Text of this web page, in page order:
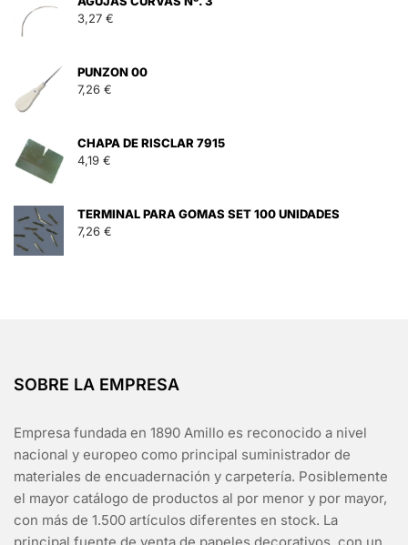
3,27 €
PUNZON 00
7,26 €
CHAPA DE RISCLAR 7915
4,19 €
TERMINAL PARA GOMAS SET 100 UNIDADES
7,26 €
SOBRE LA EMPRESA
Empresa fundada en 1890 Amillo es reconocido a nivel
nacional y europeo como principal suministrador de
materiales de encuadernación y carpetería. Posiblemente
el mayor catálogo de productos al por menor y por mayor,
con más de 1.500 artículos diferentes en stock. La